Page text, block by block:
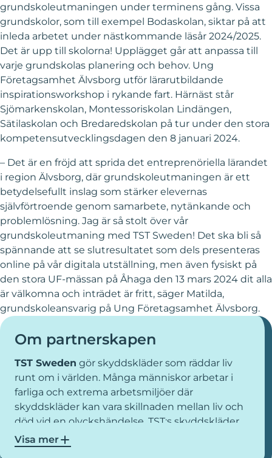
grundskoleutmaningen under terminens gång. Vissa
grundskolor, som till exempel Bodaskolan, siktar på att
inleda arbetet under nästkommande läsår 2024/2025.
Det är upp till skolorna! Upplägget går att anpassa till
varje grundskolas planering och behov. Ung
Företagsamhet Älvsborg utför lärarutbildande
inspirationsworkshop i rykande fart. Härnäst står
Sjömarkenskolan, Montessoriskolan Lindängen,
Sätilaskolan och Bredaredskolan på tur under den stora
kompetensutvecklingsdagen den 8 januari 2024.
– Det är en fröjd att sprida det entreprenöriella lärandet
i region Älvsborg, där grundskoleutmaningen är ett
betydelsefullt inslag som stärker elevernas
självförtroende genom samarbete, nytänkande och
problemlösning. Jag är så stolt över vår
grundskoleutmaning med TST Sweden! Det ska bli så
spännande att se slutresultatet som dels presenteras
online på vår digitala utställning, men även fysiskt på
den stora UF-mässan på Åhaga den 13 mars 2024 dit alla
är välkomna och inträdet är fritt, säger Matilda,
grundskoleansvarig på Ung Företagsamhet Älvsborg.
Om partnerskapen
TST Sweden gör skyddskläder som räddar liv
runt om i världen. Många människor arbetar i
farliga och extrema arbetsmiljöer där
skyddskläder kan vara skillnaden mellan liv och
död vid en olyckshändelse. TST:s skyddskläder
finns för två huvudsakliga
användningsområden: arbete med mycket
Visa mer